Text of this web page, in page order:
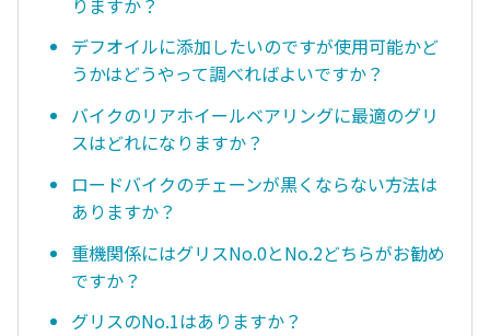
デフオイルに添加したいのですが使用可能かど
うかはどうやって調べればよいですか？
バイクのリアホイールベアリングに最適のグリ
スはどれになりますか？
ロードバイクのチェーンが黒くならない方法は
ありますか？
重機関係にはグリスNo.0とNo.2どちらがお勧め
ですか？
グリスのNo.1はありますか？